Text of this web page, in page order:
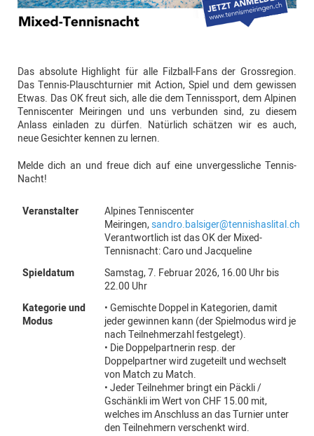
Das absolute Highlight für alle Filzball-Fans der Grossregion.
Das Tennis-Plauschturnier mit Action, Spiel und dem gewissen
Etwas. Das OK freut sich, alle die dem Tennissport, dem Alpinen
Tenniscenter Meiringen und uns verbunden sind, zu diesem
Anlass einladen zu dürfen. Natürlich schätzen wir es auch,
neue Gesichter kennen zu lernen.
Melde dich an und freue dich auf eine unvergessliche Tennis-
Nacht!
Veranstalter
Alpines Tenniscenter
Meiringen,sandro.balsiger@tennishaslital.ch
Verantwortlich ist das OK der Mixed-
Tennisnacht: Caro und Jacqueline
Spieldatum
Samstag, 7. Februar 2026, 16.00 Uhr bis
22.00 Uhr
Kategorie und
Modus
• Gemischte Doppel in Kategorien, damit
jeder gewinnen kann (der Spielmodus wird je
nach Teilnehmerzahl festgelegt).
• Die Doppelpartnerin resp. der
Doppelpartner wird zugeteilt und wechselt
von Match zu Match.
• Jeder Teilnehmer bringt ein Päckli /
Gschänkli im Wert von CHF 15.00 mit,
welches im Anschluss an das Turnier unter
den Teilnehmern verschenkt wird.